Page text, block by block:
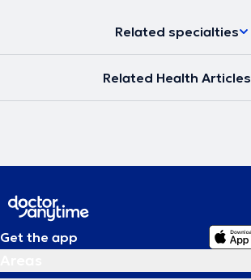
Related specialties
Related Health Articles
Get the app